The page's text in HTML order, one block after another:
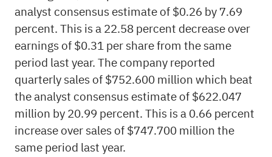
analyst consensus estimate of $0.26 by 7.69
percent. This is a 22.58 percent decrease over
earnings of $0.31 per share from the same
period last year. The company reported
quarterly sales of $752.600 million which beat
the analyst consensus estimate of $622.047
million by 20.99 percent. This is a 0.66 percent
increase over sales of $747.700 million the
same period last year.